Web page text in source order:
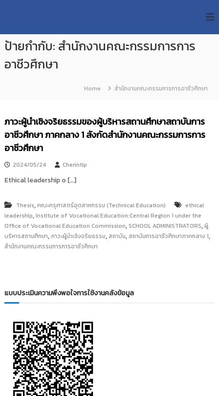
p
U
T
T
a
r
c
R
e
o
s
i
t
o
ค
ง
ข้
อ
มู
ล
ง
า
วิ
ท
า
โ
โ
ล
ร
ช
ค
ล
ธั
ญ
บุ
ป้ายกำกับ: สำนักงานคณะกรรมการการ
อาชีวศึกษา
Home สำนักงานคณะกรรมการการอาชีวศึกษา
ภาวะผู้นำเชิงจริยธรรมของผู้บริหารสถานศึกษาสถาบันการ
อาชีวศึกษา ภาคกลาง 1 สังกัดสำนักงานคณะกรรมการการ
อาชีวศึกษา
2024/05/24 Cherintip
Ethical leadership o […]
Thesis,คณะครุศาสตร์อุตสาหกรรม (Technical Education)
ethical
leadership,Institute of Vocational Education:Central Region 1 under the
Office of Vocational Education Commission, SCHOOL ADMINISTRATORS,ผู้
บริหารสถานศึกษา, ภาวะผู้นำเชิงจริยธรรม, สถาบัน, สถาบันการอาชีวศึกษาภาคกลาง 1,
สำนักงานคณะกรรมการการอาชีวศึกษา
แบบประเมินความพึงพอใจการใช้งานคลังข้อมูล